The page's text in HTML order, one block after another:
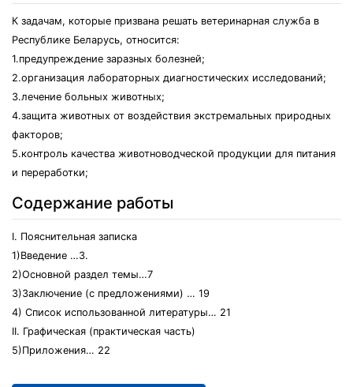
К задачам, которые призвана решать ветеринарная служба в
Республике Беларусь, относится:
1.предупреждение заразных болезней;
2.организация лабораторных диагностических исследований;
3.лечение больных животных;
4.защита животных от воздействия экстремальных природных
факторов;
5.контроль качества животноводческой продукции для питания
и переработки;
Содержание работы
I. Пояснительная записка
1)Введение …3.
2)Основной раздел темы…7
3)Заключение (с предложениями) … 19
4) Список использованной литературы… 21
II. Графическая (практическая часть)
5)Приложения… 22